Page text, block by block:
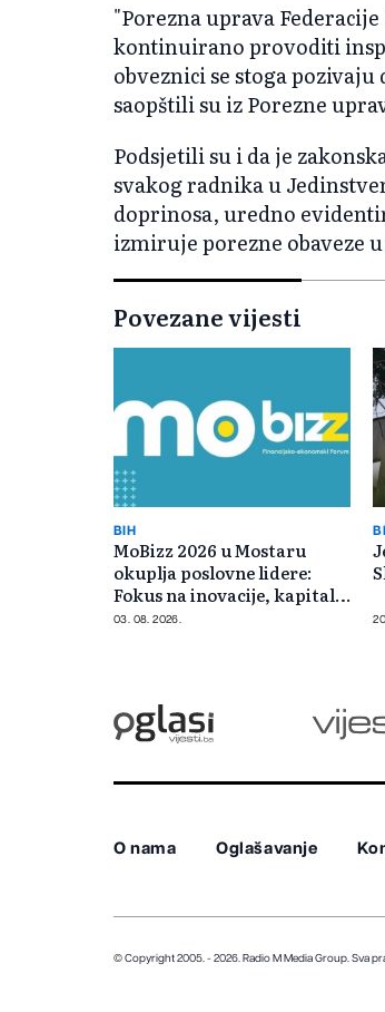
"Porezna uprava
kontinuirano provoditi
obveznici se stoga
saopštili su iz Porezne
Podsjetili su i da je
svakog radnika u
doprinosa, uredno
izmiruje porezne obaveze
Povezane vijesti
BIH
MoBizz 2026 u Mostaru
okuplja poslovne lidere:
Fokus na inovacije, kapital i
konkurentnost
03. 08. 2026.
O nama Oglašavanje
© Copyright 2005. - 2026. Radio M Media Group. Sva